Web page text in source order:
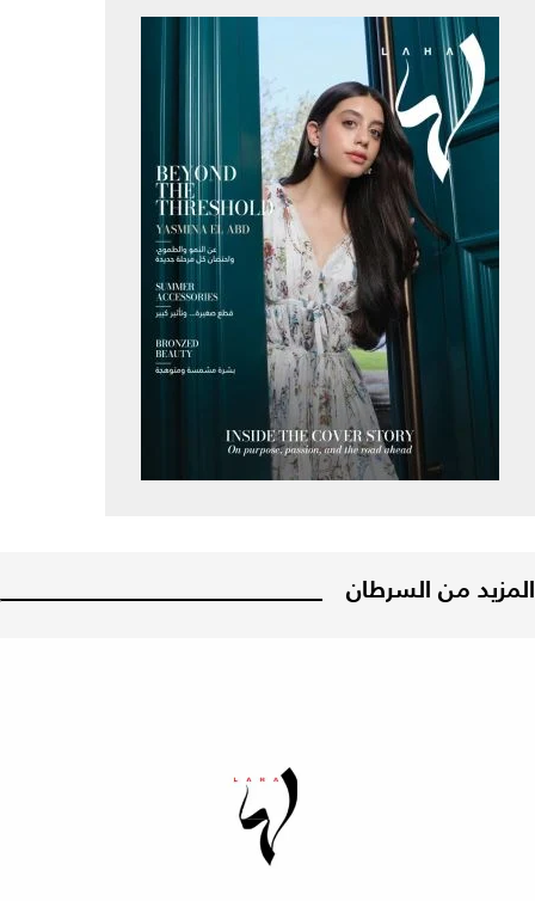
المزيد من السرطان